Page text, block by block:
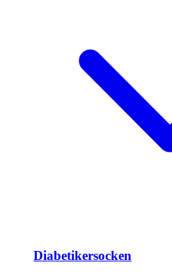
Diabetikersocken